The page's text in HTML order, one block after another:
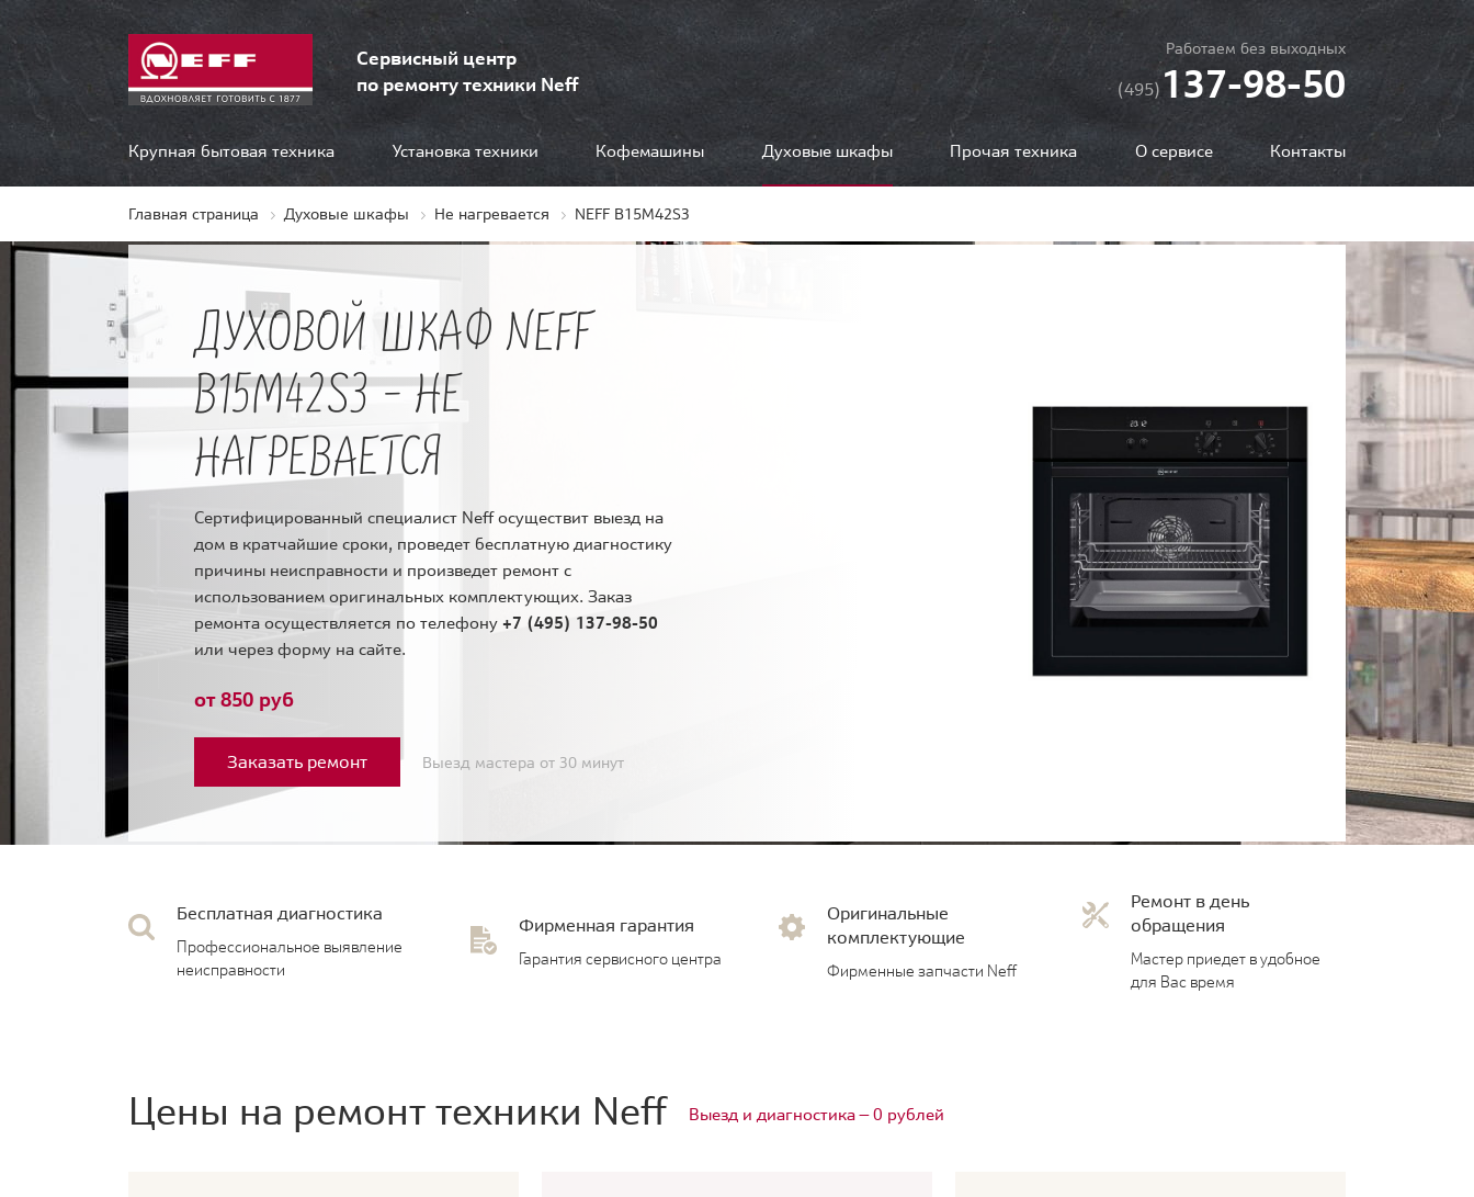
Сервисный центр
по ремонту техники Neff
Работаем без выходных
(495)137-98-50
Крупная бытовая техника Установка техники Кофемашины Духовые шкафы Прочая техника О сервисе Контакты
Главная страница Духовые шкафы Не нагревается NEFF B15M42S3
ДУХОВОЙ ШКАФ NEFF
B15M42S3 - НЕ
НАГРЕВАЕТСЯ
Сертифицированный специалист Neff осуществит выезд на
дом в кратчайшие сроки, проведет бесплатную диагностику
причины неисправности и произведет ремонт с
использованием оригинальных комплектующих. Заказ
ремонта осуществляется по телефону +7 (495) 137-98-50
или через форму на сайте.
от 850 руб
Заказать ремонт Выезд мастера от 30 минут
Бесплатная диагностика
Профессиональное выявление
неисправности
Фирменная гарантия
Гарантия сервисного центра
Оригинальные
комплектующие
Фирменные запчасти Neff
Ремонт в день
обращения
Мастер приедет в удобное
для Вас время
Цены на ремонт техники Neff Выезд и диагностика — 0 рублей